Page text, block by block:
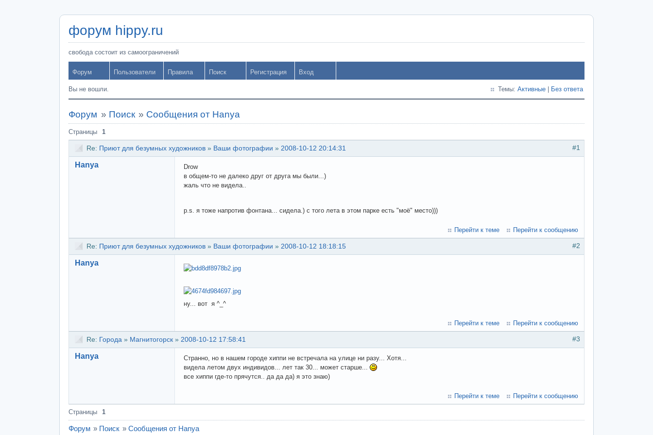
форум hippy.ru
свобода состоит из самоограничений
Форум Пользователи Правила Поиск Регистрация Вход
Вы не вошли. Темы: Активные Без ответа
Форум » Поиск » Сообщения от Hanya
Страницы 1
#1
Re: Приют для безумных художников » Ваши фотографии » 2008-10-12 20:14:31
Hanya
Drow
в общем-то не далеко друг от друга мы были...)
жаль что не видела..
p.s. я тоже напротив фонтана... сидела.) с того лета в этом парке есть "моё" место)))
Перейти к теме Перейти к сообщению
#2
Re: Приют для безумных художников » Ваши фотографии » 2008-10-12 18:18:15
Hanya
ну... вот я ^_^
Перейти к теме Перейти к сообщению
#3
Re: Города » Магнитогорск » 2008-10-12 17:58:41
Hanya
Странно, но в нашем городе хиппи не встречала на улице ни разу... Хотя...
видела летом двух индивидов... лет так 30... может старше...
все хиппи где-то прячутся.. да да да) я это знаю)
Перейти к теме Перейти к сообщению
Страницы 1
Форум » Поиск » Сообщения от Hanya